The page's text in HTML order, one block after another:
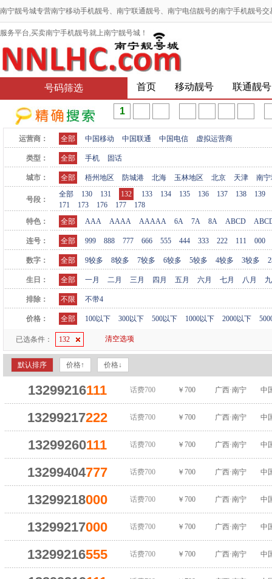
南宁靓号城专营南宁移动手机靓号、南宁联通靓号、南宁电信靓号的南宁手机靓号
服务平台,买卖南宁手机靓号就上南宁靓号城！
号码筛选 首页 移动靓号 联通靓号
运营商： 全部 中国移动 中国联通 中国电信 虚拟运营商
类型： 全部 手机 固话
城市： 全部 梧州地区 防城港 北海 玉林地区 北京 天津 南
号段：
全部 130 131 132 133 134 135 136 137 138
139
171
173 176 177
178
特色：
全部 AAA AAAA AAAAA 6A 7A 8A ABCD
连号： 全部 999 888 777 666 555 444 333 222 111 000
数字： 全部 9较多 8较多 7较多 6较多 5较多 4较多 3较多
生日： 全部 一月 二月 三月 四月 五月 六月 七月 八月
排除： 不限 不带4
价格： 全部 100以下 300以下 500以下 1000以下 2000以下
已选条件： 132 清空选项
默认排序 价格↑ 价格↓
13299216111 话费700 ￥700 广西·南宁 中
13299217222 话费700 ￥700 广西·南宁 中
13299260111 话费700 ￥700 广西·南宁 中
13299404777 话费700 ￥700 广西·南宁 中
13299218000 话费700 ￥700 广西·南宁 中
13299217000 话费700 ￥700 广西·南宁 中
13299216555 话费700 ￥700 广西·南宁 中